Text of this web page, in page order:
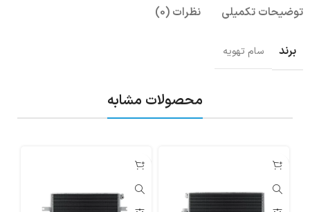
توضیحات تکمیلی نظرات (0)
برند سام تهویه
محصولات مشابه